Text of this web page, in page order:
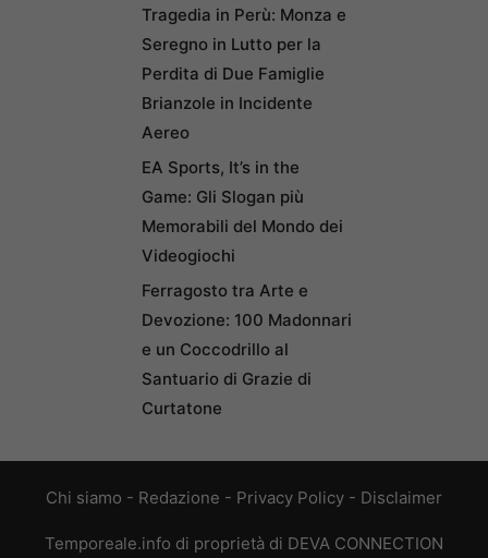
Tragedia in Perù: Monza e
Seregno in Lutto per la
Perdita di Due Famiglie
Brianzole in Incidente
Aereo
EA Sports, It’s in the
Game: Gli Slogan più
Memorabili del Mondo dei
Videogiochi
Ferragosto tra Arte e
Devozione: 100 Madonnari
e un Coccodrillo al
Santuario di Grazie di
Curtatone
Chi siamo - Redazione - Privacy Policy - Disclaimer
Temporeale.info di proprietà di DEVA CONNECTION